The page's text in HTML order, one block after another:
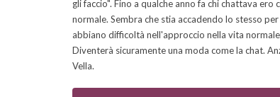
gli faccio". Fino a qualche anno fa chi chattava
normale. Sembra che stia accadendo lo stesso
abbiano difficoltà nell'approccio nella vita
Diventerà sicuramente una moda come la chat.
Vella.